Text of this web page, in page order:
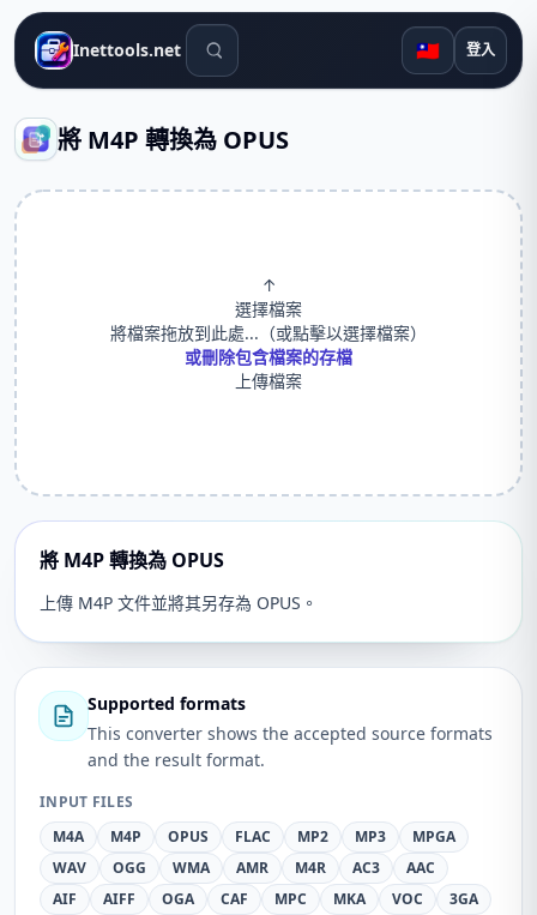
Inettools.net 搜尋工具 🇹🇼 登入
將 M4P 轉換為 OPUS
↑
選擇檔案
將檔案拖放到此處...（或點擊以選擇檔案）
或刪除包含檔案的存檔
上傳檔案
將 M4P 轉換為 OPUS
上傳 M4P 文件並將其另存為 OPUS。
Supported formats
This converter shows the accepted source formats
and the result format.
INPUT FILES
M4A
M4P OPUS FLAC MP2 MP3
MPGA
WAV
OGG WMA AMR M4R AC3
AAC
AIF
AIFF OGA CAF MPC MKA VOC
3GA